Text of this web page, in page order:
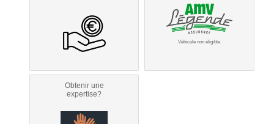
Véhicule non éligible.
Obtenir une
expertise?